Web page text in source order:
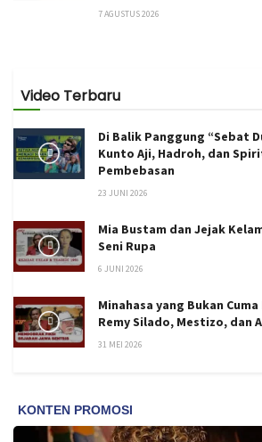
7 AGUSTUS 2026
Video Terbaru
Di Balik Panggung “Sebat
Kunto Aji, Hadroh, dan
Pembebasan
23 JUNI 2026
Mia Bustam dan Jejak
Seni Rupa
6 JUNI 2026
Minahasa yang Bukan
Remy Silado, Mestizo, dan
31 MEI 2026